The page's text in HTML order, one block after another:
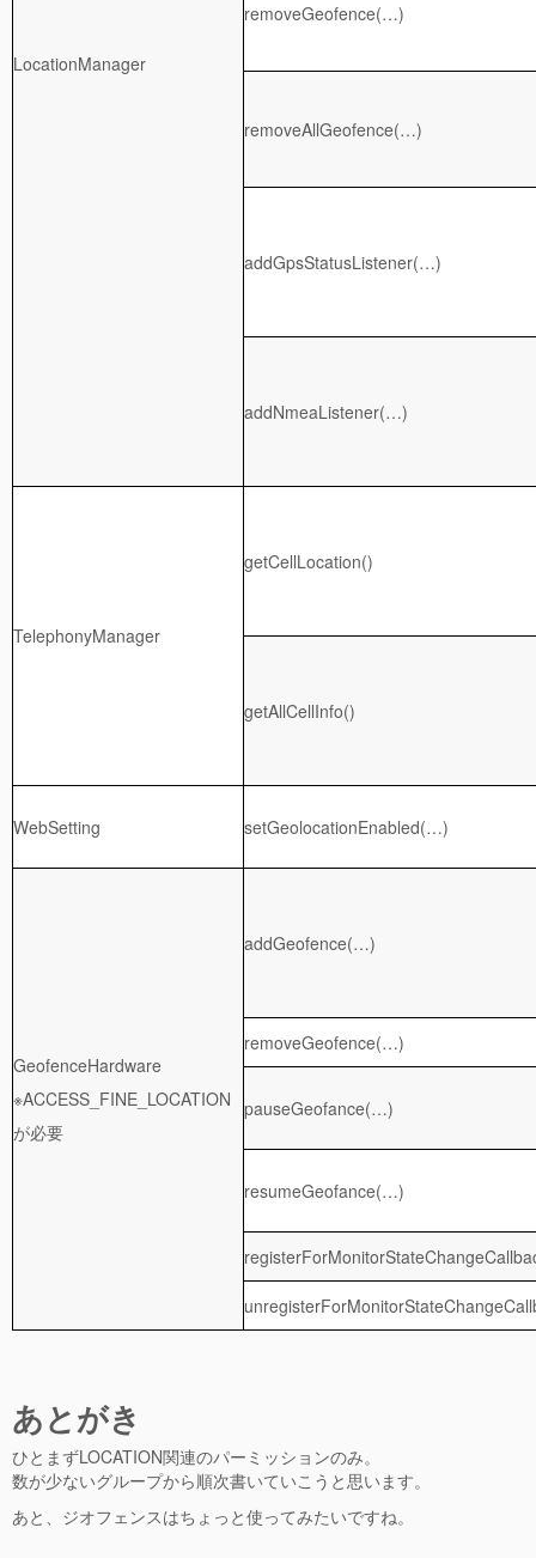
LocationManager
removeGeofence(…)
removeAllGeofence(…)
addGpsStatusListener(…)
addNmeaListener(…)
TelephonyManager
getCellLocation()
getAllCellInfo()
WebSetting setGeolocationEnabled(…)
GeofenceHardware
※ACCESS_FINE_LOCATION
が必要
addGeofence(…)
removeGeofence(…)
pauseGeofance(…)
resumeGeofance(…)
あとがき
ひとまずLOCATION関連のパーミッションのみ。
数が少ないグループから順次書いていこうと思います。
あと、ジオフェンスはちょっと使ってみたいですね。